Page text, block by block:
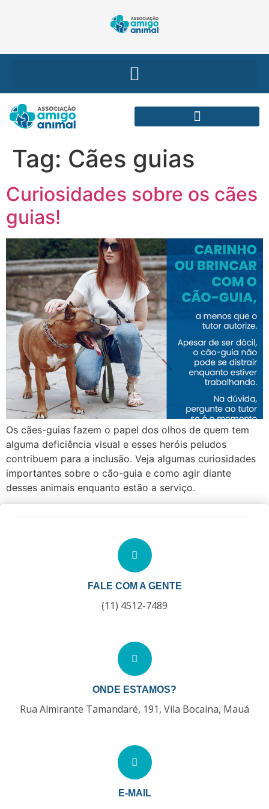
Tag: Cães guias
Curiosidades sobre os cães
guias!
Os cães-guias fazem o papel dos olhos de quem tem
alguma deficiência visual e esses heróis peludos
contribuem para a inclusão. Veja algumas curiosidades
importantes sobre o cão-guia e como agir diante
desses animais enquanto estão a serviço.
FALE COM A GENTE
(11) 4512-7489
ONDE ESTAMOS?
Rua Almirante Tamandaré, 191, Vila Bocaina, Mauá
E-MAIL